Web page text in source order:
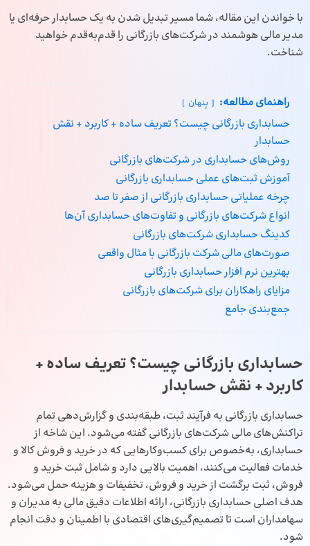
با خواندن این مقاله، شما مسیر تبدیل شدن به یک حسابدار حرفه‌ای یا
مدیر مالی هوشمند در شرکت‌های بازرگانی را قدم‌به‌قدم خواهید
شناخت.
راهنمای مطالعه: پنهان
حسابداری بازرگانی چیست؟ تعریف ساده + کاربرد + نقش
حسابدار
روش‌های حسابداری در شرکت‌های بازرگانی
آموزش ثبت‌های عملی حسابداری بازرگانی
چرخه عملیاتی حسابداری بازرگانی از صفر تا صد
انواع شرکت‌های بازرگانی و تفاوت‌های حسابداری آن‌ها
کدینگ حسابداری شرکت‌های بازرگانی
صورت‌های مالی شرکت بازرگانی با مثال واقعی
بهترین نرم افزار حسابداری بازرگانی
مزایای راهکاران برای شرکت‌های بازرگانی
جمع‌بندی جامع
حسابداری بازرگانی چیست؟ تعریف ساده +
کاربرد + نقش حسابدار
حسابداری بازرگانی به فرآیند ثبت، طبقه‌بندی و گزارش‌دهی تمام
تراکنش‌های مالی شرکت‌های بازرگانی گفته می‌شود. این شاخه از
حسابداری، به‌خصوص برای کسب‌وکارهایی که در خرید و فروش کالا و
خدمات فعالیت می‌کنند، اهمیت بالایی دارد و شامل ثبت خرید و
فروش، ثبت برگشت از خرید و فروش، تخفیفات و هزینه حمل می‌شود.
هدف اصلی حسابداری بازرگانی، ارائه اطلاعات دقیق مالی به مدیران و
سهامداران است تا تصمیم‌گیری‌های اقتصادی با اطمینان و دقت انجام
شود.